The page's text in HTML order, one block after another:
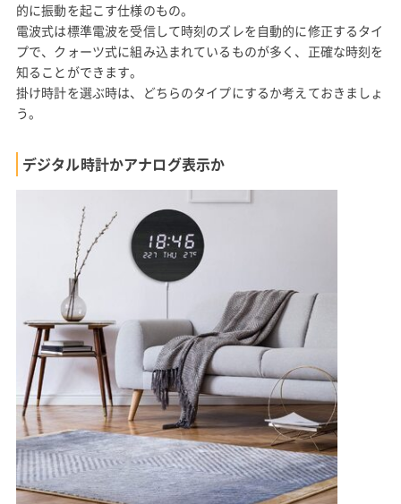
的に振動を起こす仕様のもの。
電波式は標準電波を受信して時刻のズレを自動的に修正するタイ
プで、クォーツ式に組み込まれているものが多く、正確な時刻を
知ることができます。
掛け時計を選ぶ時は、どちらのタイプにするか考えておきましょ
う。
デジタル時計かアナログ表示か